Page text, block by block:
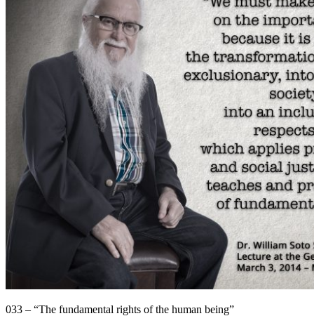
033 – “The fundamental rights of the human being”